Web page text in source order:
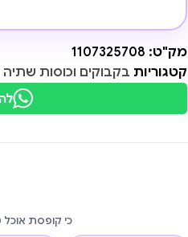
מק"ט: 1107325708
קטגוריות בקבוקים וכוסות
כי קופסת